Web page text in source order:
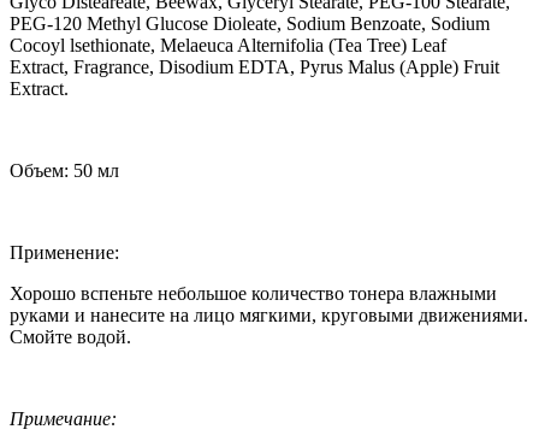
PEG-120 Methyl Glucose Dioleate, Sodium Benzoate, Sodium
Cocoyl lsethionate, Melaeuca Alternifolia (Tea Tree) Leaf
Extract, Fragrance, Disodium EDTA, Pyrus Malus (Apple) Fruit
Extract.
Объем: 50 мл
Применение:
Хорошо вспеньте небольшое количество тонера влажными
руками и нанесите на лицо мягкими, круговыми движениями.
Смойте водой.
Примечание: